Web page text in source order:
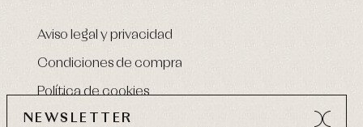
Aviso legal y privacidad
Condiciones de compra
Política de cookies
NEWSLETTER